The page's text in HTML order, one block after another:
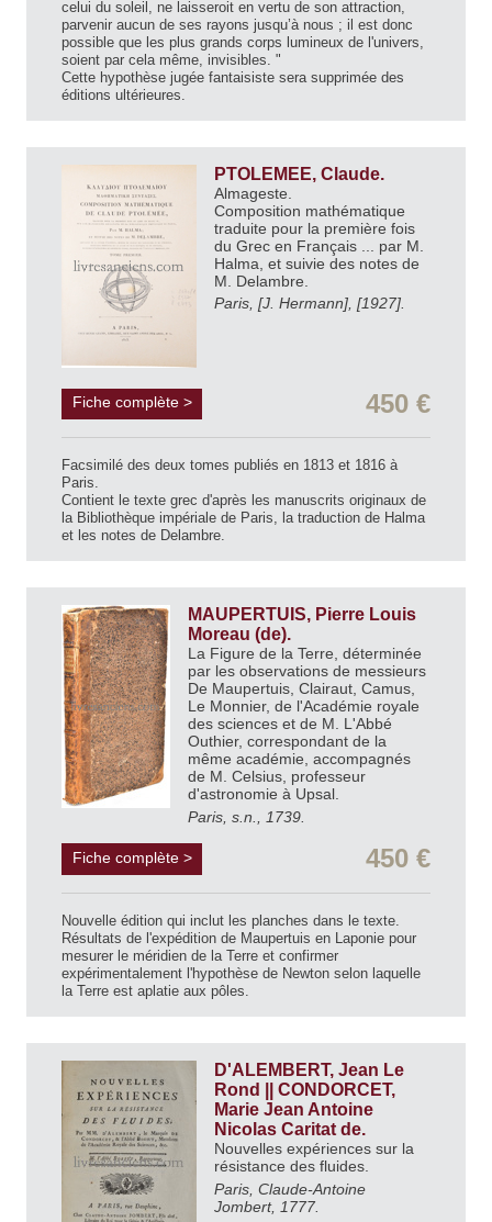
celui du soleil, ne laisseroit en vertu de son attraction,
parvenir aucun de ses rayons jusqu’à nous ; il est donc
possible que les plus grands corps lumineux de l'univers,
soient par cela même, invisibles. "
Cette hypothèse jugée fantaisiste sera supprimée des
éditions ultérieures.
PTOLEMEE, Claude.
Almageste.
Composition mathématique
traduite pour la première fois
du Grec en Français ... par M.
Halma, et suivie des notes de
M. Delambre.
Paris, [J. Hermann], [1927].
Fiche complète > 450 €
Facsimilé des deux tomes publiés en 1813 et 1816 à
Paris.
Contient le texte grec d'après les manuscrits originaux de
la Bibliothèque impériale de Paris, la traduction de Halma
et les notes de Delambre.
MAUPERTUIS, Pierre Louis
Moreau (de).
La Figure de la Terre, déterminée
par les observations de messieurs
De Maupertuis, Clairaut, Camus,
Le Monnier, de l'Académie royale
des sciences et de M. L'Abbé
Outhier, correspondant de la
même académie, accompagnés
de M. Celsius, professeur
d'astronomie à Upsal.
Paris, s.n., 1739.
Fiche complète > 450 €
Nouvelle édition qui inclut les planches dans le texte.
Résultats de l'expédition de Maupertuis en Laponie pour
mesurer le méridien de la Terre et confirmer
expérimentalement l'hypothèse de Newton selon laquelle
la Terre est aplatie aux pôles.
D'ALEMBERT, Jean Le
Rond || CONDORCET,
Marie Jean Antoine
Nicolas Caritat de.
Nouvelles expériences sur la
résistance des fluides.
Paris, Claude-Antoine
Jombert, 1777.